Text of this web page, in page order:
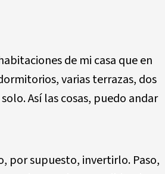
de mi casa que en
varias terrazas, dos
Así las cosas, puedo andar
por supuesto, invertirlo. Paso,